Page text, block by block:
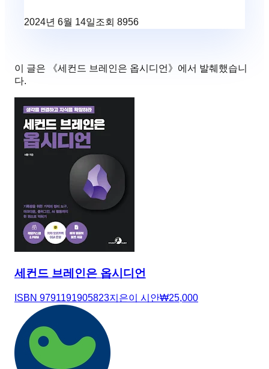
2024년 6월 14일조회 8956
이 글은 《세컨드 브레인은 옵시디언 》에서 발췌했습니
다.
세컨드 브레인은 옵시디언
ISBN 9791191905823지은이 시안₩25,000